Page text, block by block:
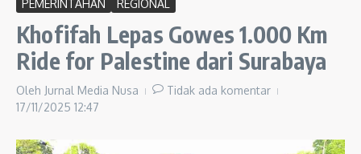
PEMERINTAHAN REGIONAL
Khofifah Lepas Gowes 1.000 Km
Ride for Palestine dari Surabaya
Oleh Jurnal Media Nusa
Tidak ada komentar
17/11/2025 12:47